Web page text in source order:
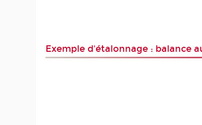
Exemple d'étalonnage : balance